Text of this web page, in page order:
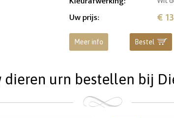
Uw prijs: €
Meer info Bestel
dieren urn bestellen bij